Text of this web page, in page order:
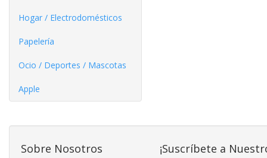
Hogar / Electrodomésticos
Papelería
Ocio / Deportes / Mascotas
Apple
Sobre Nosotros ¡Suscríbete a